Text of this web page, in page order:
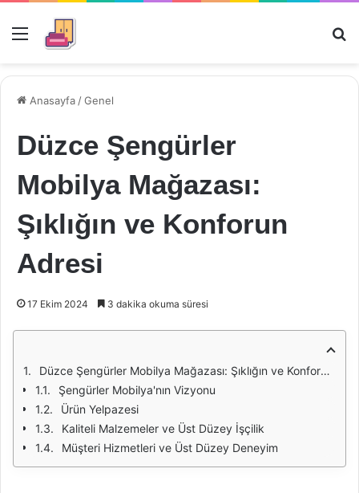
Menü
Anasayfa /Genel
Düzce Şengürler
Mobilya Mağazası:
Şıklığın ve Konforun
Adresi
17 Ekim 2024 3 dakika okuma süresi
Düzce Şengürler Mobilya Mağazası: Şıklığın ve Konforun Adresi
Şengürler Mobilya'nın Vizyonu
Ürün Yelpazesi
Kaliteli Malzemeler ve Üst Düzey İşçilik
Müşteri Hizmetleri ve Üst Düzey Deneyim